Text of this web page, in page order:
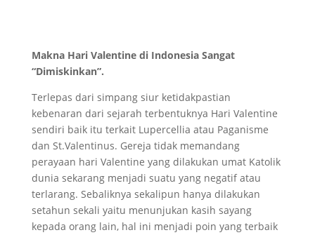
Makna Hari Valentine di Indonesia Sangat
“Dimiskinkan”.
Terlepas dari simpang siur ketidakpastian
kebenaran dari sejarah terbentuknya Hari Valentine
sendiri baik itu terkait Lupercellia atau Paganisme
dan St.Valentinus. Gereja tidak memandang
perayaan hari Valentine yang dilakukan umat Katolik
dunia sekarang menjadi suatu yang negatif atau
terlarang. Sebaliknya sekalipun hanya dilakukan
setahun sekali yaitu menunjukan kasih sayang
kepada orang lain, hal ini menjadi poin yang terbaik